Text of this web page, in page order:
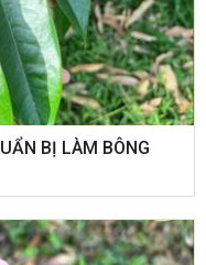
BỊ LÀM BÔNG